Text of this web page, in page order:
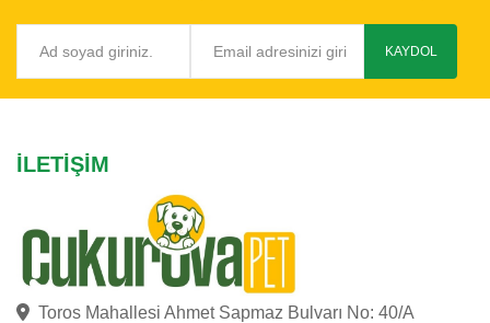
KAYDOL
İLETIŞIM
Toros Mahallesi Ahmet Sapmaz Bulvarı No: 40/A